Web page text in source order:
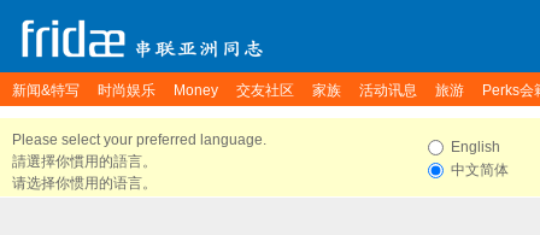
新闻&特写 时尚娱乐 Money 交友社区 家族 活动讯息 旅游 Perks会
Please select your preferred language.
請選擇你慣用的語言。
请选择你惯用的语言。
English
中文简体